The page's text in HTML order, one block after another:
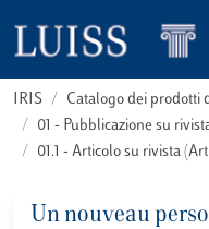
IRIS
Catalogo dei prodotti
01 - Pubblicazione su
01.1 - Articolo su rivista
Un nouveau